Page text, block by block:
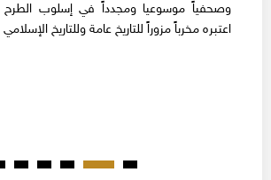
وصحفياً موسوعيا ومجدداً في إسلوب الطرح
اعتبره مخرباً مزوراً للتاريخ عامة وللتاريخ